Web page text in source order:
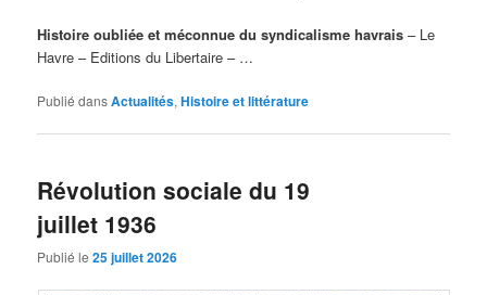
Histoire oubliée et méconnue du syndicalisme havrais – Le
Havre – Editions du Libertaire – …
Publié dansActualités,Histoire et littérature
Révolution sociale du 19
juillet 1936
Publié le25 juillet 2026